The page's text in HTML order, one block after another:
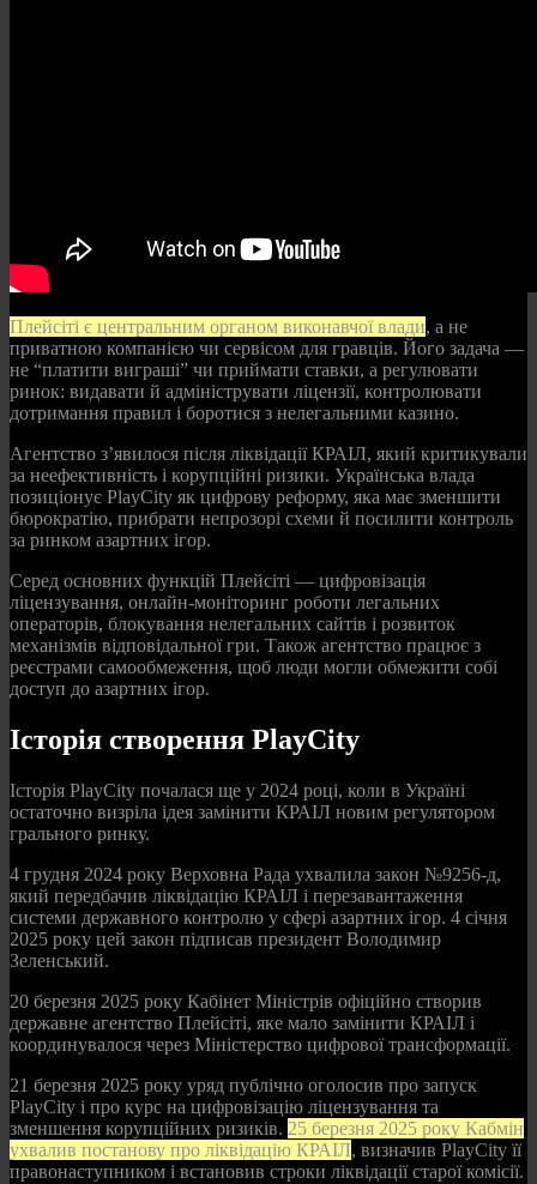
Плейсіті є центральним органом виконавчої влади, а не
приватною компанією чи сервісом для гравців. Його задача —
не “платити виграші” чи приймати ставки, а регулювати
ринок: видавати й адмініструвати ліцензії, контролювати
дотримання правил і боротися з нелегальними казино.
Агентство з’явилося після ліквідації КРАІЛ, який критикували
за неефективність і корупційні ризики. Українська влада
позиціонує PlayCity як цифрову реформу, яка має зменшити
бюрократію, прибрати непрозорі схеми й посилити контроль
за ринком азартних ігор.
Серед основних функцій Плейсіті — цифровізація
ліцензування, онлайн-моніторинг роботи легальних
операторів, блокування нелегальних сайтів і розвиток
механізмів відповідальної гри. Також агентство працює з
реєстрами самообмеження, щоб люди могли обмежити собі
доступ до азартних ігор.
Історія створення PlayCity
Історія PlayCity почалася ще у 2024 році, коли в Україні
остаточно визріла ідея замінити КРАІЛ новим регулятором
грального ринку.
4 грудня 2024 року Верховна Рада ухвалила закон №9256-д,
який передбачив ліквідацію КРАІЛ і перезавантаження
системи державного контролю у сфері азартних ігор. 4 січня
2025 року цей закон підписав президент Володимир
Зеленський.
20 березня 2025 року Кабінет Міністрів офіційно створив
державне агентство Плейсіті, яке мало замінити КРАІЛ і
координувалося через Міністерство цифрової трансформації.
21 березня 2025 року уряд публічно оголосив про запуск
PlayCity і про курс на цифровізацію ліцензування та
зменшення корупційних ризиків. 25 березня 2025 року Кабмін
ухвалив постанову про ліквідацію КРАІЛ, визначив PlayCity її
правонаступником і встановив строки ліквідації старої комісії.